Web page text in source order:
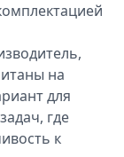
на
для
где
к